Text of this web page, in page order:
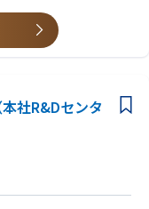
社R&Dセンタ